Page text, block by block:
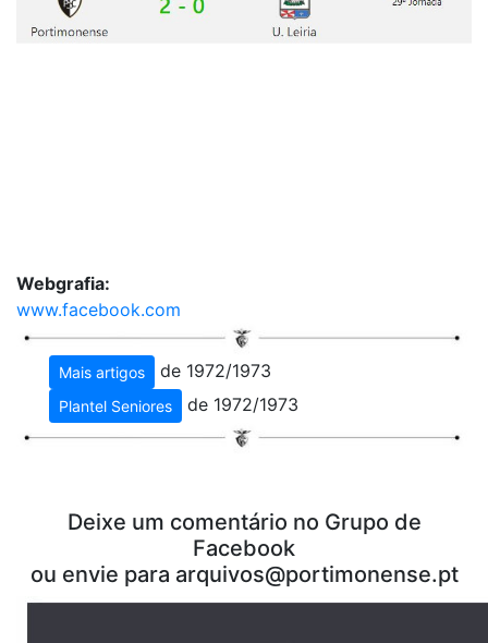
Webgrafia:
www.facebook.com
Mais artigos de 1972/1973
Plantel Seniores de 1972/1973
Deixe um comentário no Grupo de
Facebook
ou envie para arquivos@portimonense.pt